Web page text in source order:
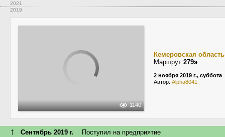
2021
2019
1140
Кемеровская
Маршрут 279э
2 ноября 2019 г., суббота
Автор: Alpha8041
↑ Сентябрь 2019 г. Поступил на предприятие